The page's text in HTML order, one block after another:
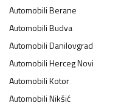
AutomobiliBerane
AutomobiliBudva
AutomobiliDanilovgrad
AutomobiliHerceg Novi
AutomobiliKotor
AutomobiliNikšić